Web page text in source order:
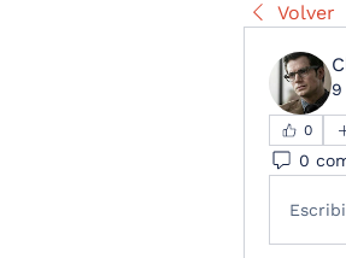
Volver
9
0
0